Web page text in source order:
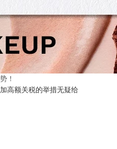
！
高额关税的举措无疑给